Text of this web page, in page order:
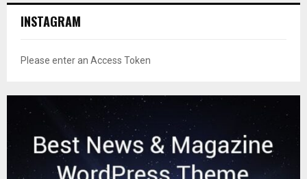
INSTAGRAM
Please enter an Access Token